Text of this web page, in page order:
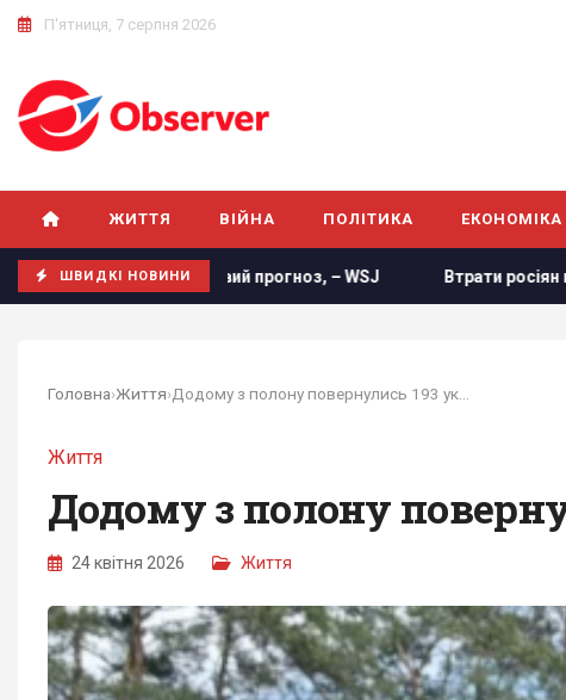
П'ятниця, 7 серпня 2026
ЖИТТЯ ВІЙНА ПОЛІТИКА ЕКОНОМІКА
ШВИДКІ НОВИНИ
новий прогноз, – WSJ Втрати росіян в Україні сягнули
Головна›Життя›
Життя
Додому з полону
24 квітня 2026 Життя